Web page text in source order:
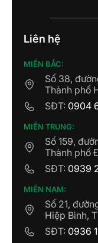
Liên hệ
MIỀN BẮC:
Số 38,
Thành phố
SĐT: 0904
MIỀN TRUNG:
Số 159,
Thành phố
SĐT: 0939
MIỀN NAM:
Số 21,
Hiệp Bình,
SĐT: 0936